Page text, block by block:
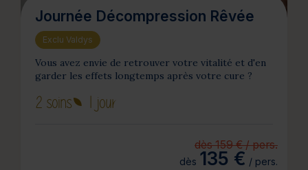
Journée Décompression Rêvée
Exclu Valdys
Vous avez envie de retrouver votre vitalité et d'en
garder les effets longtemps après votre cure ?
2 soins 1 jour
dès 159 € / pers.
dès 135 € / pers.